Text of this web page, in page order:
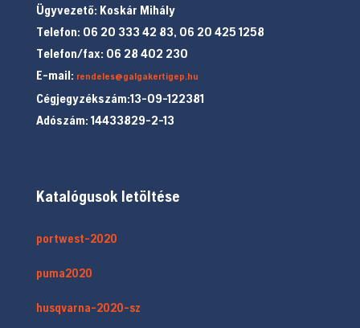
Ügyvezető: Koskár Mihály
Telefon: 06 20 333 42 83, 06 20 425 1258
Telefon/fax: 06 28 402 230
E-mail: rendeles@galgakertigep.hu
Cégjegyzékszám:13-09-122381
Adószám: 14433829-2-13
Katalógusok letöltése
portwest-2020
puma2020
husqvarna-2020-sz